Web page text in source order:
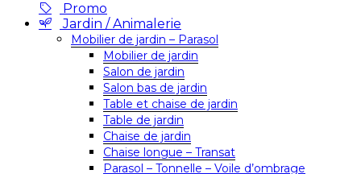
Promo
Jardin / Animalerie
Mobilier de jardin – Parasol
Mobilier de jardin
Salon de jardin
Salon bas de jardin
Table et chaise de jardin
Table de jardin
Chaise de jardin
Chaise longue – Transat
Parasol – Tonnelle – Voile d’ombrage